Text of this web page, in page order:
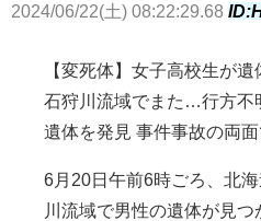
2024/06/22(土) 08:22:29.68
【変死体】女子高校生が
石狩川流域でまた…行方不
遺体を発見 事件事故の両
6月20日午前6時ごろ、北
川流域で男性の遺体が見